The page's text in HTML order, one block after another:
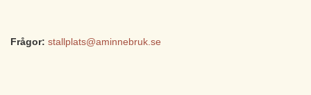
Frågor: stallplats@aminnebruk.se